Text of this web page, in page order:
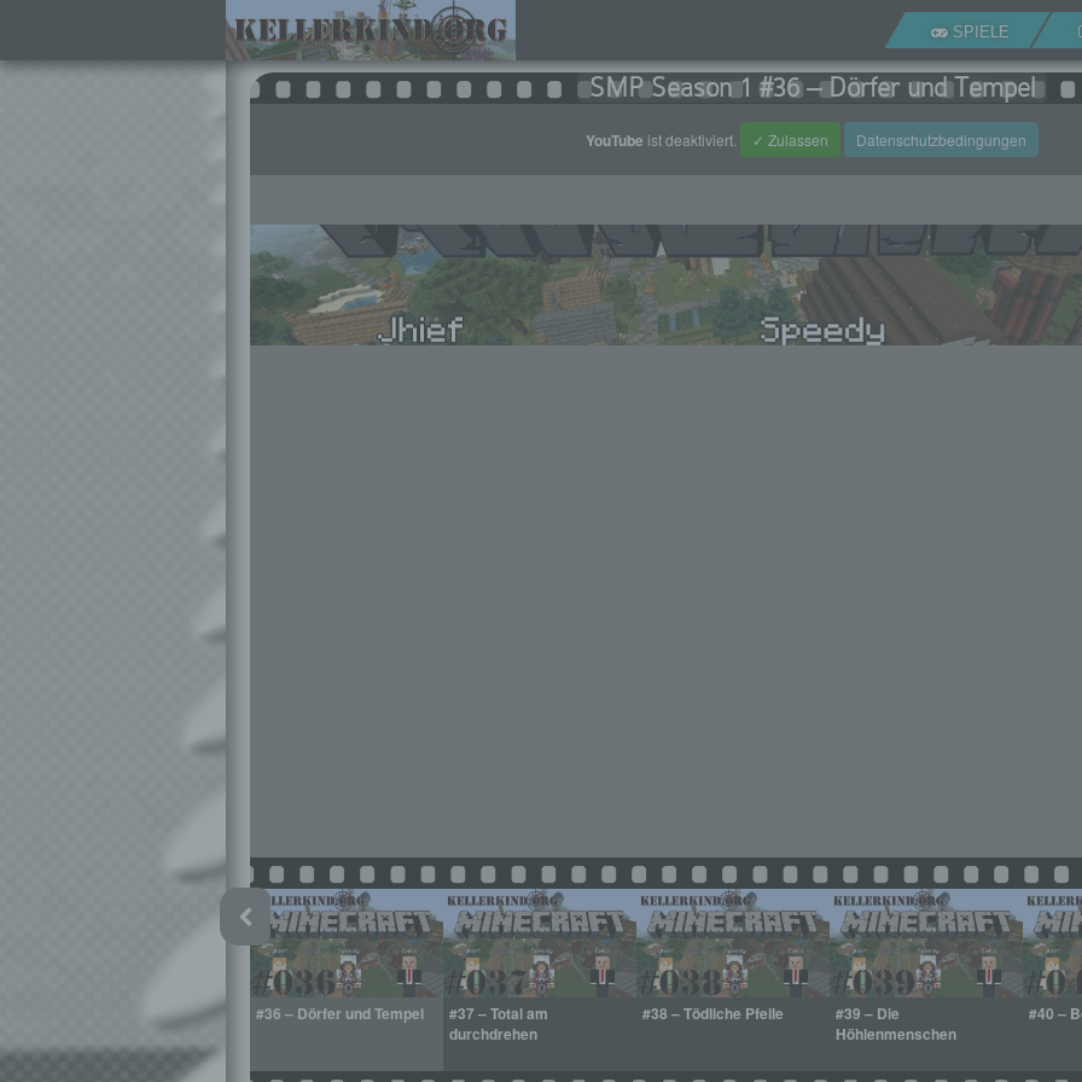
SPIELE
SMP Season 1 #36 – Dörfer und Tempel
YouTube ist deaktiviert. ✓ Zulassen Datenschutzbedingungen
#35 – Höhlen und Wüsten #36 – Dörfer und Tempel
#37 – Total am
durchdrehen
#38 – Tödliche Pfeile
#39 – Die
Höhlenmenschen
#40 –